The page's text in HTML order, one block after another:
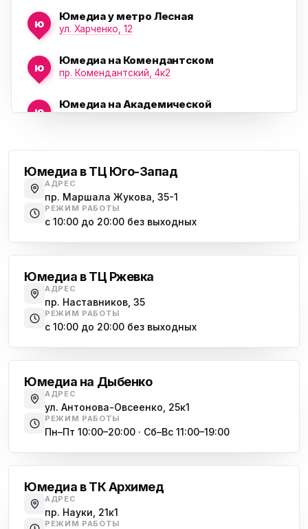
ю
Юмедиа у метро Лесная
ул. Харченко, 12
ю
Юмедиа на Комендантском
пр. Комендантский, 4к2
ю
Юмедиа на Академической
Юмедиа на Наставников
пр. Наставников 35
ю
Юмедиа в ТК Юго-Запад
пр. Маршала Жукова, 35-1
Юмедиа на Космонавтов
ю ул. Белы Куна, 24к1
ю
Юмедиа в Купчино
ул. Будапештская, 87-3
Юмедиа Сервис в Колпино
ю
Юмедиа во Всеволожске
пр. Христиновский 28, Всеволожск
Юмедиа в ТЦ Юго-Запад
АДРЕС
пр. Маршала Жукова, 35-1
РЕЖИМ РАБОТЫ
с 10:00 до 20:00 без выходных
Юмедиа в ТЦ Ржевка
АДРЕС
пр. Наставников, 35
РЕЖИМ РАБОТЫ
с 10:00 до 20:00 без выходных
Юмедиа на Дыбенко
АДРЕС
ул. Антонова-Овсеенко, 25к1
РЕЖИМ РАБОТЫ
Пн–Пт 10:00–20:00 · Сб–Вс 11:00–19:00
Юмедиа в ТК Архимед
АДРЕС
пр. Науки, 21к1
РЕЖИМ РАБОТЫ